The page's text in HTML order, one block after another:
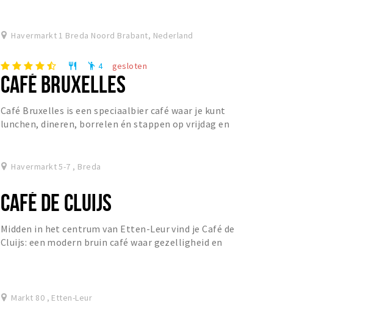
Havermarkt 1 Breda Noord Brabant, Nederland
restaurant emoji_people 4 gesloten
CAFÉ BRUXELLES
Café Bruxelles is een speciaalbier café waar je kunt
lunchen, dineren, borrelen én stappen op vrijdag en
Havermarkt 5-7 , Breda
CAFÉ DE CLUIJS
Midden in het centrum van Etten-Leur vind je Café de
Cluijs: een modern bruin café waar gezelligheid en
Markt 80 , Etten-Leur